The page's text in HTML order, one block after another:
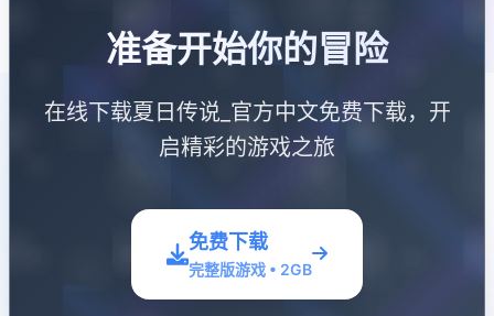
准备开始你的冒险
在线下载夏日传说_官方中文免费下载，开
启精彩的游戏之旅
免费下载
完整版游戏 • 2GB